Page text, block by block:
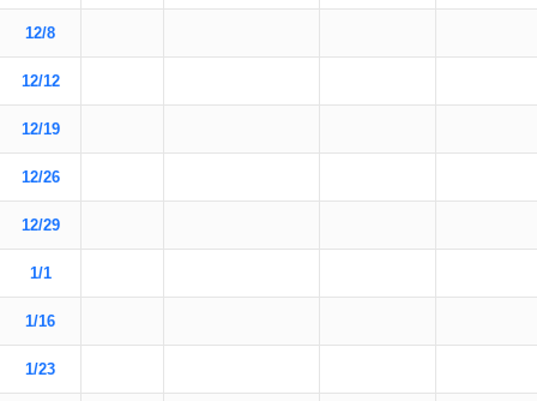
12/8
12/12
12/19
12/26
12/29
1/1
1/16
1/23